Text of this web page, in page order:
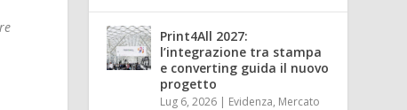
Print4All 2027:
l’integrazione tra stampa
e converting guida il nuovo
progetto
Lug 6, 2026 | Evidenza, Mercato